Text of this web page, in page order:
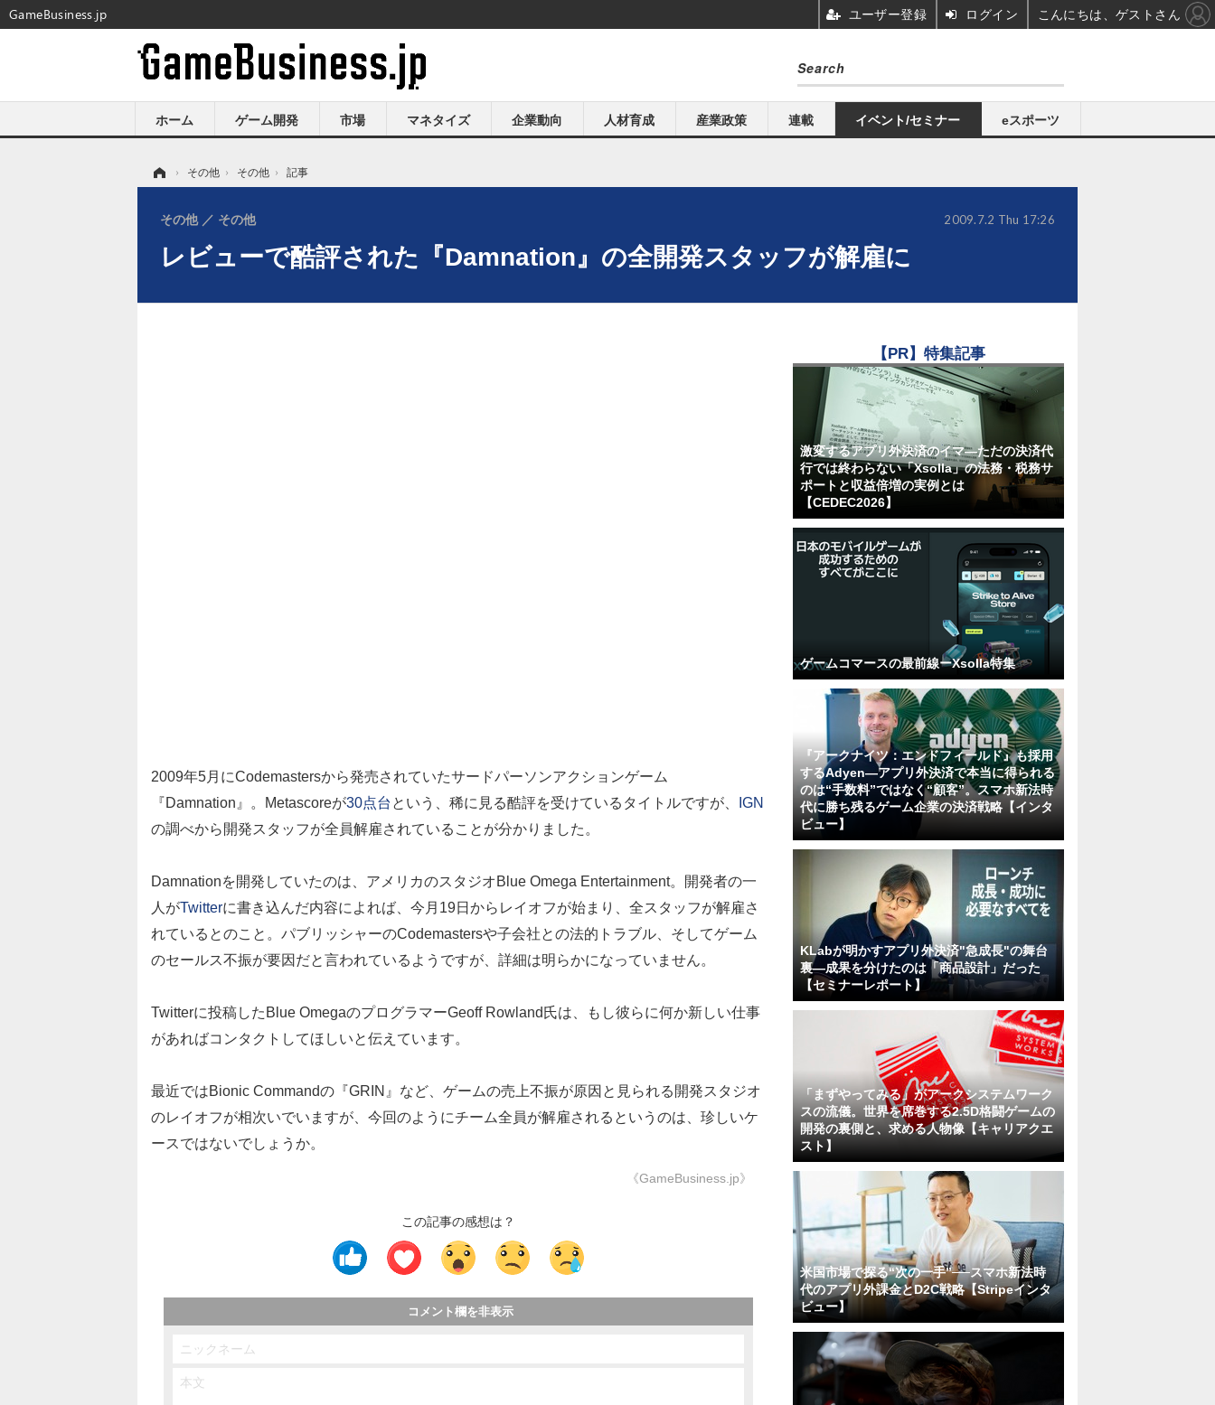
ホーム ゲーム開発 市場 マネタイズ 企業動向 人材育成 産業政策 連載 イベント/セミナー eスポーツ
› その他 › その他 › 記事
レビューで酷評された『Damnation』の全開発スタッフが解雇に
その他 その他 2009.7.2 Thu 17:26
2009年5月にCodemastersから発売されていたサードパーソンアクションゲーム
『Damnation』。Metascoreが30点台 という、稀に見る酷評を受けているタイトルですが、 IGN
の調べから開発スタッフが全員解雇されていることが分かりました。
Damnationを開発していたのは、アメリカのスタジオBlue Omega Entertainment。開発者の一
人がTwitterに書き込んだ内容によれば、今月19日からレイオフが始まり、全スタッフが解雇さ
れているとのこと。パブリッシャーのCodemastersや子会社との法的トラブル、そしてゲーム
のセールス不振が要因だと言われているようですが、詳細は明らかになっていません。
Twitterに投稿したBlue OmegaのプログラマーGeoff Rowland氏は、もし彼らに何か新しい仕事
があればコンタクトしてほしいと伝えています。
最近ではBionic Commandの『GRIN』など、ゲームの売上不振が原因と見られる開発スタジオ
のレイオフが相次いでいますが、今回のようにチーム全員が解雇されるというのは、珍しいケ
ースではないでしょうか。
《GameBusiness.jp》
この記事の感想は？
コメント欄を非表示
【PR】特集記事
激変するアプリ外決済のイマ―ただの決済代
行では終わらない「Xsolla」の法務・税務サ
ポートと収益倍増の実例とは
【CEDEC2026】
ゲームコマースの最前線ーXsolla特集
『アークナイツ：エンドフィールド』も採用
するAdyen―アプリ外決済で本当に得られる
のは“手数料”ではなく“顧客”。スマホ新法時
代に勝ち残るゲーム企業の決済戦略【インタ
ビュー】
KLabが明かすアプリ外決済"急成長"の舞台
裏―成果を分けたのは「商品設計」だった
【セミナーレポート】
「まずやってみる」がアークシステムワーク
スの流儀。世界を席巻する2.5D格闘ゲームの
開発の裏側と、求める人物像【キャリアクエ
スト】
米国市場で探る“次の一手”──スマホ新法時
代のアプリ外課金とD2C戦略【Stripeインタ
ビュー】
GameBusiness.jp ユーザー登録 ログイン こんにちは、ゲストさん